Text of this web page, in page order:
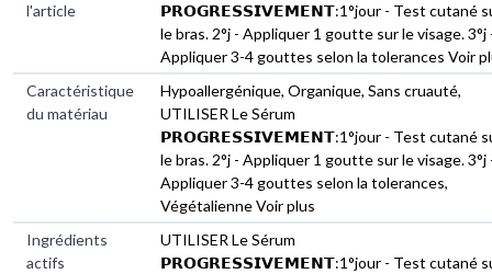
l'article
𝗣𝗥𝗢𝗚𝗥𝗘𝗦𝗦𝗜𝗩𝗘𝗠𝗘𝗡𝗧:1°jour - Test cutané
le bras. 2°j - Appliquer 1 goutte sur le visage. 3°j
Appliquer 3-4 gouttes selon la tolerances Voir
Caractéristique
du matériau
Hypoallergénique, Organique, Sans cruauté,
UTILISER Le Sérum
𝗣𝗥𝗢𝗚𝗥𝗘𝗦𝗦𝗜𝗩𝗘𝗠𝗘𝗡𝗧:1°jour - Test cutané
le bras. 2°j - Appliquer 1 goutte sur le visage. 3°j
Appliquer 3-4 gouttes selon la tolerances,
Végétalienne Voir plus
Ingrédients
actifs
UTILISER Le Sérum
𝗣𝗥𝗢𝗚𝗥𝗘𝗦𝗦𝗜𝗩𝗘𝗠𝗘𝗡𝗧:1°jour - Test cutané